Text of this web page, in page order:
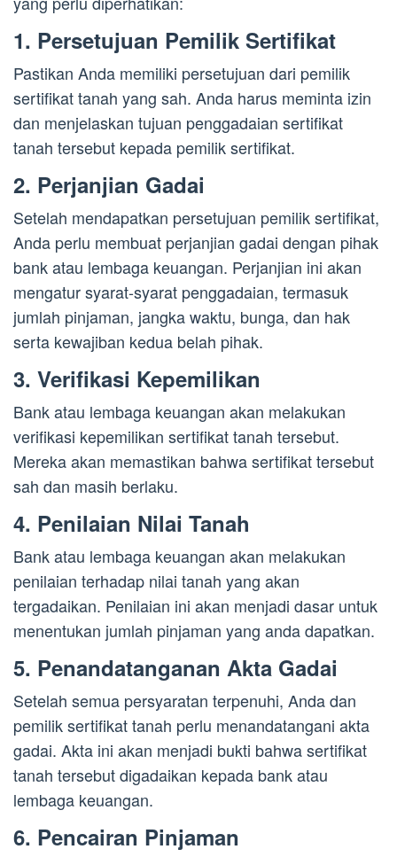
1. Persetujuan Pemilik Sertifikat
Pastikan Anda memiliki persetujuan dari pemilik
sertifikat tanah yang sah. Anda harus meminta izin
dan menjelaskan tujuan penggadaian sertifikat
tanah tersebut kepada pemilik sertifikat.
2. Perjanjian Gadai
Setelah mendapatkan persetujuan pemilik sertifikat,
Anda perlu membuat perjanjian gadai dengan pihak
bank atau lembaga keuangan. Perjanjian ini akan
mengatur syarat-syarat penggadaian, termasuk
jumlah pinjaman, jangka waktu, bunga, dan hak
serta kewajiban kedua belah pihak.
3. Verifikasi Kepemilikan
Bank atau lembaga keuangan akan melakukan
verifikasi kepemilikan sertifikat tanah tersebut.
Mereka akan memastikan bahwa sertifikat tersebut
sah dan masih berlaku.
4. Penilaian Nilai Tanah
Bank atau lembaga keuangan akan melakukan
penilaian terhadap nilai tanah yang akan
tergadaikan. Penilaian ini akan menjadi dasar untuk
menentukan jumlah pinjaman yang anda dapatkan.
5. Penandatanganan Akta Gadai
Setelah semua persyaratan terpenuhi, Anda dan
pemilik sertifikat tanah perlu menandatangani akta
gadai. Akta ini akan menjadi bukti bahwa sertifikat
tanah tersebut digadaikan kepada bank atau
lembaga keuangan.
6. Pencairan Pinjaman